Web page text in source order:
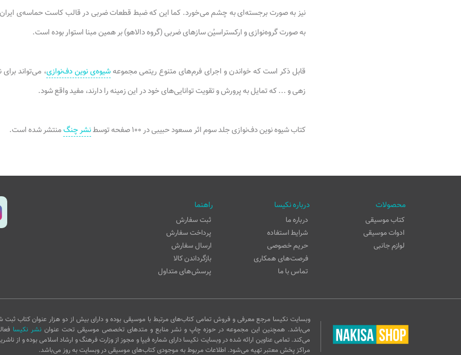
نیز به صورت برجسته‌ای به چشم می‌خورد. کما این که ضبط قطعات ضربی در قالب کاست حماسه‌ی
به صورت گروه‌نوازی و ارکستراسیُن سازهای ضربی (گروه دالاهو) بر همین مبنا استوار بوده است.
قابل ذکر است که خواندن و اجرای فرم‌های متنوع ریتمی مجموعهشیوه‌ی نوین دف‌نوازی، می‌تواند
زهی و ... که تمایل به پرورش و تقویت توانایی‌های خود در این زمینه را دارند، مفید واقع شود.
کتاب شیوه نوین دف‌نوازی جلد سوم اثر مسعود حبیبی در ۱۰۰ صفحه توسط نشر چنگمنتشر شده است.
محصولات
کتاب موسیقی
ادوات موسیقی
لوازم جانبی
درباره نکیسا
درباره ما
شرایط استفاده
حریم خصوصی
فرصت‌های همکاری
تماس با ما
راهنما
ثبت سفارش
پرداخت سفارش
ارسال سفارش
بازگرداندن کالا
پرسش‌های متداول
وبسایت نکیسا مرجع معرفی و فروش تمامی کتاب‌های مرتبط با موسیقی بوده و دارای بیش از دو هزار عنوان کتاب ثبت
می‌باشد. همچنین این مجموعه در حوزه چاپ و نشر منابع و متدهای تخصصی موسیقی تحت عنوان نشر نکیسا
می‌کند. تمامی عناوین ارائه شده در وبسایت نکیسا دارای شماره فیپا و مجوز از وزارت فرهنگ و ارشاد اسلامی بوده و از
مراکز پخش معتبر تهیه می‌شود. اطلاعات مربوط به موجودی کتاب‌های موسیقی در وبسایت به روز می‌باشد.